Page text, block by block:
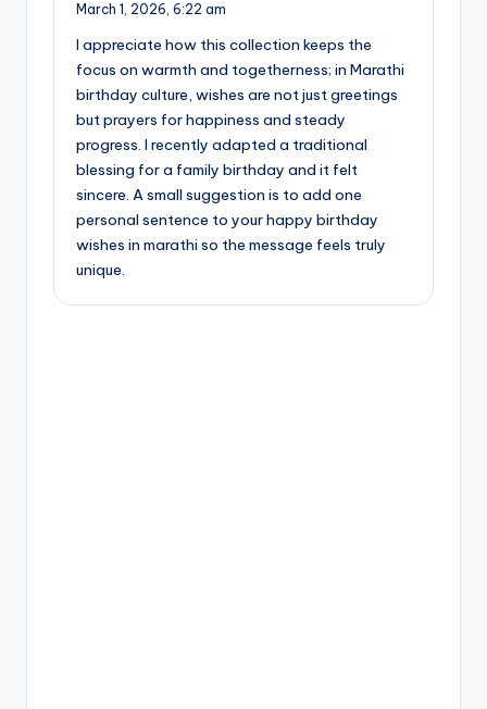
March 1, 2026, 6:22 am
I appreciate how this collection keeps the
focus on warmth and togetherness; in Marathi
birthday culture, wishes are not just greetings
but prayers for happiness and steady
progress. I recently adapted a traditional
blessing for a family birthday and it felt
sincere. A small suggestion is to add one
personal sentence to your happy birthday
wishes in marathi so the message feels truly
unique.